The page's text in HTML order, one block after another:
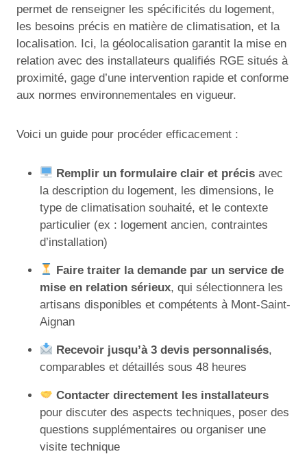
permet de renseigner les spécificités du logement,
les besoins précis en matière de climatisation, et la
localisation. Ici, la géolocalisation garantit la mise en
relation avec des installateurs qualifiés RGE situés à
proximité, gage d’une intervention rapide et conforme
aux normes environnementales en vigueur.
Voici un guide pour procéder efficacement :
Remplir un formulaire clair et précis avec
la description du logement, les dimensions, le
type de climatisation souhaité, et le contexte
particulier (ex : logement ancien, contraintes
d’installation)
Faire traiter la demande par un service de
mise en relation sérieux, qui sélectionnera les
artisans disponibles et compétents à Mont-Saint-
Aignan
Recevoir jusqu’à 3 devis personnalisés,
comparables et détaillés sous 48 heures
Contacter directement les installateurs
pour discuter des aspects techniques, poser des
questions supplémentaires ou organiser une
visite technique